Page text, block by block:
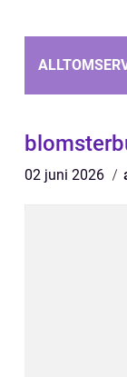
02 juni 2026